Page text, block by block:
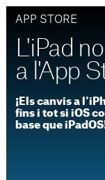
APP STORE
L'iPad
a l'App
¡Els canvis a
fins i tot si iOS
base que